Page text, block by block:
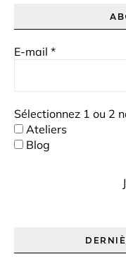
E-mail *
Sélectionnez 1 ou 2
Ateliers
Blog